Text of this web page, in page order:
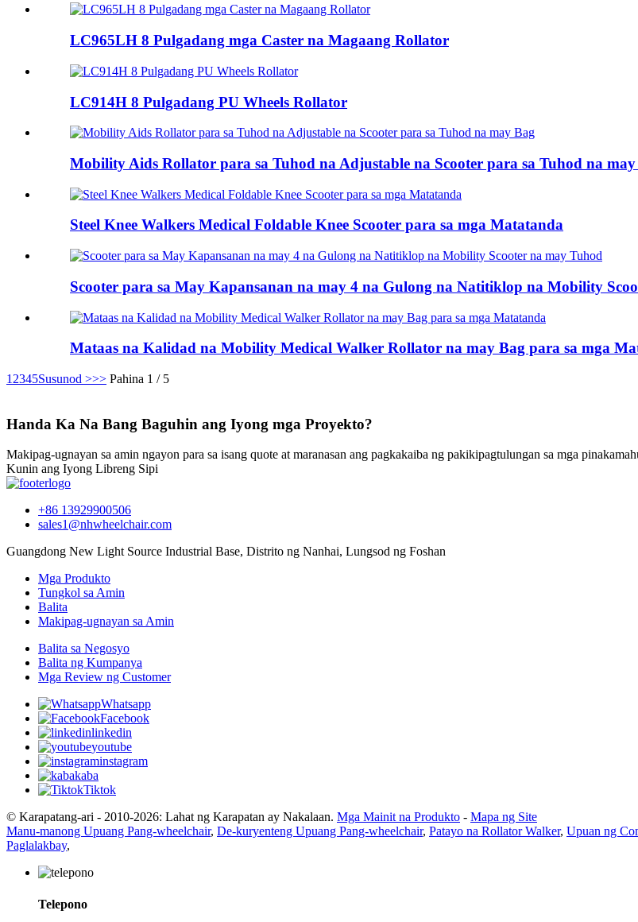
LC965LH 8 Pulgadang mga Caster na Magaang Rollator
LC914H 8 Pulgadang PU Wheels Rollator
Mobility Aids Rollator para sa Tuhod na Adjustable na Scooter para sa Tuhod na may
Steel Knee Walkers Medical Foldable Knee Scooter para sa mga Matatanda
Scooter para sa May Kapansanan na may 4 na Gulong na Natitiklop na Mobility
Mataas na Kalidad na Mobility Medical Walker Rollator na may Bag para sa mga
1 2345Susunod >>> Pahina 1 / 5
Handa Ka Na Bang Baguhin ang Iyong mga Proyekto?
Makipag-ugnayan sa amin ngayon para sa isang quote at maranasan ang pagkakaiba ng pakikipagtulungan sa mga
Kunin ang Iyong Libreng Sipi
+86 13929900506
sales1@nhwheelchair.com
Guangdong New Light Source Industrial Base, Distrito ng Nanhai, Lungsod ng Foshan
Mga Produkto
Tungkol sa Amin
Balita
Makipag-ugnayan sa Amin
Balita sa Negosyo
Balita ng Kumpanya
Mga Review ng Customer
Whatsapp
Facebook
linkedin
youtube
instagram
kaba
Tiktok
© Karapatang-ari - 2010-2026: Lahat ng Karapatan ay Nakalaan. Mga Mainit na Produkto - Mapa ng Site
Manu-manong Upuang Pang-wheelchair, De-kuryenteng Upuang Pang-wheelchair, Patayo na Rollator Walker, Upuan ng
Paglalakbay,
Telepono